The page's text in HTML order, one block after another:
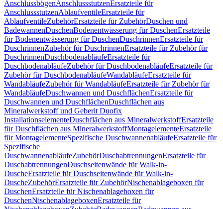
AnschlussbögenAnschlussstutzenErsatzteile für
AnschlussstutzenAblaufventileErsatzteile für
AblaufventileZubehörErsatzteile für ZubehörDuschen und
BadewannenDuschenBodenentwässerung für DuschenErsatzteile
für Bodenentwässerung für DuschenDuschrinnenErsatzteile für
DuschrinnenZubehör für DuschrinnenErsatzteile für Zubehör für
DuschrinnenDuschbodenabläufeErsatzteile für
DuschbodenabläufeZubehör für DuschbodenabläufeErsatzteile für
Zubehör für DuschbodenabläufeWandabläufeErsatzteile für
WandabläufeZubehör für WandabläufeErsatzteile für Zubehör für
WandabläufeDuschwannen und DuschflächenErsatzteile für
Duschwannen und DuschflächenDuschflächen aus
Mineralwerkstoff und Geberit Duofix
InstallationselementeDuschflächen aus MineralwerkstoffErsatzteile
für Duschflächen aus MineralwerkstoffMontagelementeErsatzteile
für MontagelementeSpezifische DuschwannenabläufeErsatzteile für
Spezifische
DuschwannenabläufeZubehörDuschabtrennungenErsatzteile für
DuschabtrennungenDuschseitenwände für Walk-in-
DuscheErsatzteile für Duschseitenwände für Walk-in-
DuscheZubehörErsatzteile für ZubehörNischenablageboxen für
DuschenErsatzteile für Nischenablageboxen für
DuschenNischenablageboxenErsatzteile für